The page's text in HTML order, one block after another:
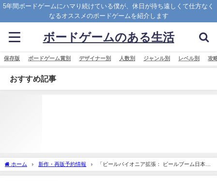
5年間ボードゲームにハマり続けている僕が、休日が待ち遠しくて仕方なく
なるオススメのボードゲームを紹介します
ボードゲームのある生活
保存版 ボードゲーム賞別 デザイナー別 人数別 ジャンル別 レベル別 攻
おすすめ記事
ホーム 新作・再販予約情報
「ビールパイオニア拡張： ビールブーム日本語
版 (Bier Pioniere： Bier Boom)」の概略と予約購入可能なショップ紹介！